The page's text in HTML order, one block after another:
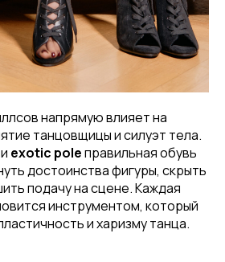
напрямую влияет на
танцовщицы и силуэт тела.
и exotic poleправильная обувь
достоинства фигуры, скрыть
подачу на сцене. Каждая
инструментом, который
и харизму танца.